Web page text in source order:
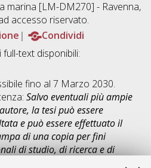
marina [LM-DM270] - Ravenna,
accesso riservato.
Condividi
text disponibili:
fino al 7 Marzo 2030.
Salvo eventuali più ampie
la tesi può essere
e può essere effettuato il
di una copia per fini
di studio, di ricerca e di